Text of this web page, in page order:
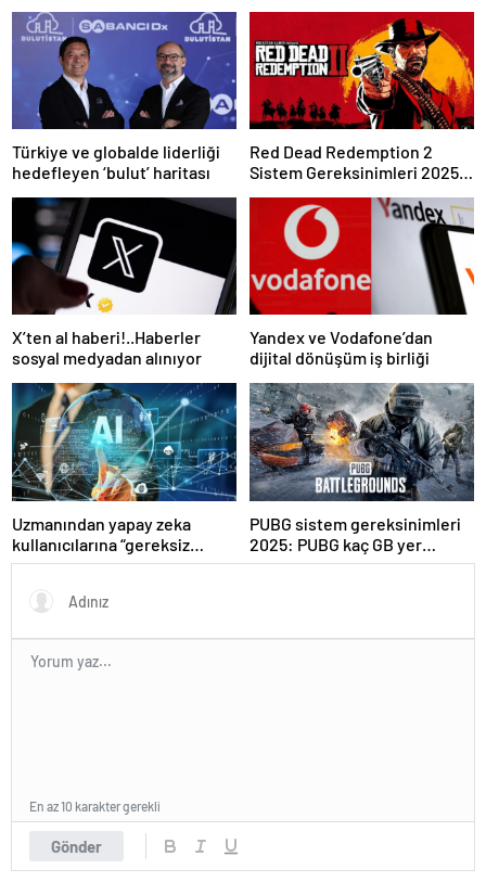
Türkiye ve globalde liderliği
hedefleyen ‘bulut’ haritası
Red Dead Redemption 2
Sistem Gereksinimleri 2025:
RDR 2 Kaç GB Yer Kaplar?
X’ten al haberi!..Haberler
sosyal medyadan alınıyor
Yandex ve Vodafone’dan
dijital dönüşüm iş birliği
Uzmanından yapay zeka
kullanıcılarına “gereksiz
sorgulardan kaçının”
PUBG sistem gereksinimleri
2025: PUBG kaç GB yer
kaplar?
Gönder
En az 10 karakter gerekli